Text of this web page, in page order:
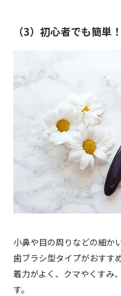
（3）初心者でも簡単
小鼻や目の周りなどの細か
歯ブラシ型タイプがおすす
着力がよく、クマやくすみ
す。